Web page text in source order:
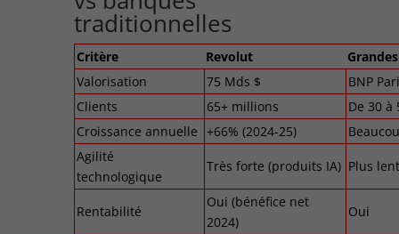
traditionnelles
Critère Revolut
Valorisation
75 Mds $
BNP
Clients
65+ millions
De 30 à
Croissance annuelle +66% (2024-25)
Agilité
technologique
Très forte (produits IA) Plus
Rentabilité
Oui (bénéfice net
2024)
Oui